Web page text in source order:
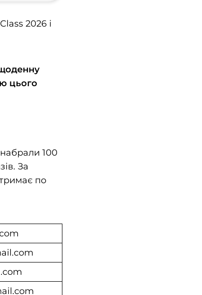
2026 і
цього
100
За
по